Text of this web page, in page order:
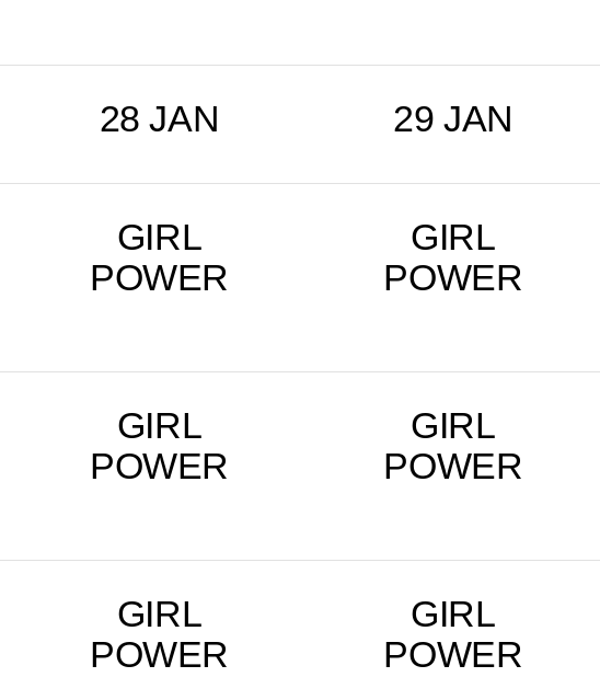
28 JAN 29 JAN
GIRL
POWER
GIRL
POWER
GIRL
POWER
GIRL
POWER
GIRL
POWER
GIRL
POWER